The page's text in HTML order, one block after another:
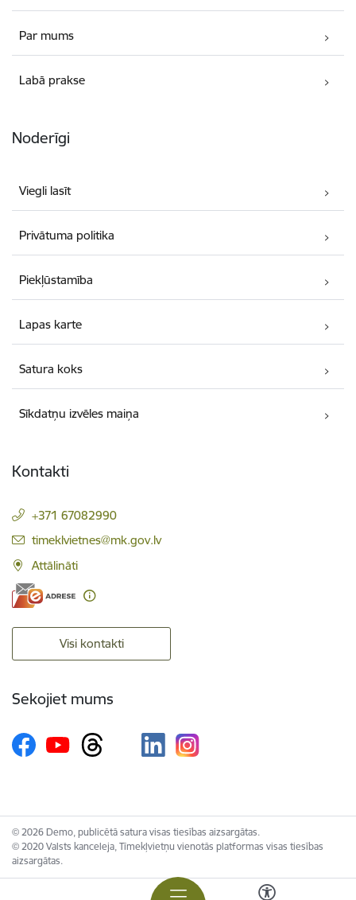
Par mums
Labā prakse
Noderīgi
Viegli lasīt
Privātuma politika
Piekļūstamība
Lapas karte
Satura koks
Sīkdatņu izvēles maiņa
Kontakti
+371 67082990
E-pasts:
timeklvietnes@mk.gov.lv
Attālināti
Visi kontakti
Sekojiet mums
© 2026 Demo, publicētā satura visas tiesības aizsargātas.
© 2020 Valsts kanceleja, Tīmekļvietņu vienotās platformas visas tiesības
aizsargātas.